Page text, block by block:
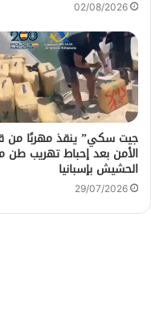
02/08/2026
جيت سكي” ينقذ مهربًا من
الأمن بعد إحباط تهريب طن
الحشيش بإسبانيا
29/07/2026